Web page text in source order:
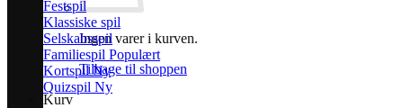
Ingen varer i kurven.
Tilbage til shoppen
Kurv
Festspil
Klassiske spil
Selskabsspil
Familiespil
Kortspil
Quizspil